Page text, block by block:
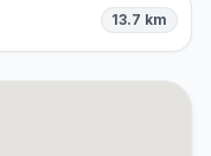
13.7 km